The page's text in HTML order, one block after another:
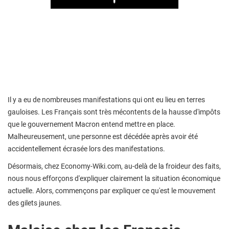
Play
Il y a eu de nombreuses manifestations qui ont eu lieu en terres
gauloises. Les Français sont très mécontents de la hausse d'impôts
que le gouvernement Macron entend mettre en place.
Malheureusement, une personne est décédée après avoir été
accidentellement écrasée lors des manifestations.
Désormais, chez Economy-Wiki.com, au-delà de la froideur des faits,
nous nous efforçons d'expliquer clairement la situation économique
actuelle. Alors, commençons par expliquer ce qu'est le mouvement
des gilets jaunes.